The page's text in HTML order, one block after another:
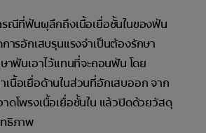
ณีที่ฟันผุลึกถึงเนื้อเยื่อชั้นในของฟัน
ารอักเสบรุนแรงจำเป็นต้องรักษา
าฟันเอาไว้แทนที่จะถอนฟัน โดย
นื้อเยื่อด้านในส่วนที่อักเสบออก จาก
ดโพรงเนื้อเยื่อชั้นใน แล้วปิดด้วยวัสดุ
ธิภาพ